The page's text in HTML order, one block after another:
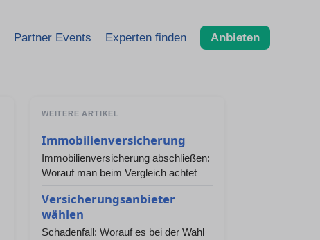
Partner Events Experten finden Anbieten
WEITERE ARTIKEL
Immobilienversicherung
Immobilienversicherung abschließen:
Worauf man beim Vergleich achtet
Versicherungsanbieter
wählen
Schadenfall: Worauf es bei der Wahl